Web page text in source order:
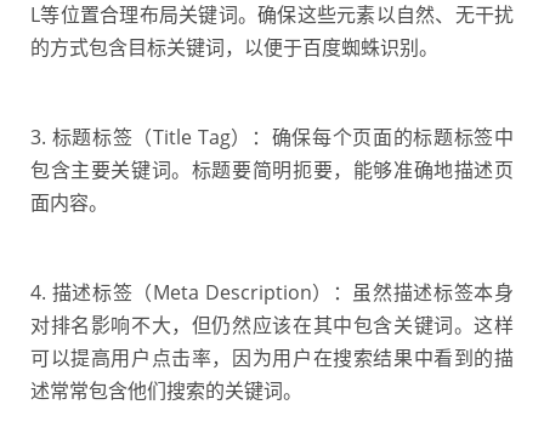
L等位置合理布局关键词。确保这些元素以自然、无干扰
的方式包含目标关键词，以便于百度蜘蛛识别。
3. 标题标签（Title Tag）：确保每个页面的标题标签中
包含主要关键词。标题要简明扼要，能够准确地描述页
面内容。
4. 描述标签（Meta Description）：虽然描述标签本身
对排名影响不大，但仍然应该在其中包含关键词。这样
可以提高用户点击率，因为用户在搜索结果中看到的描
述常常包含他们搜索的关键词。